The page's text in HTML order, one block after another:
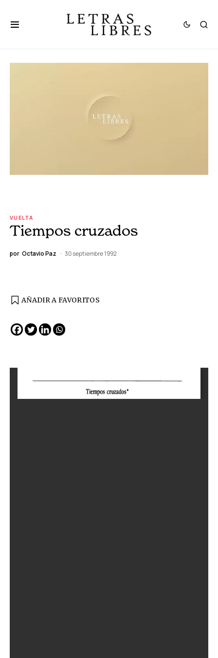
VUELTA
Tiempos cruzados
por Octavio Paz 30 septiembre 1992
AÑADIR A FAVORITOS